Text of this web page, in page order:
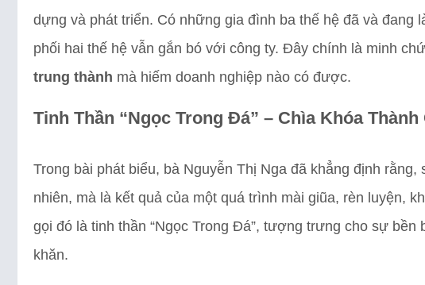
dựng và phát triển. Có những gia đình ba thế hệ đã và đang
phối hai thế hệ vẫn gắn bó với công ty. Đây chính là minh
trung thành mà hiếm doanh nghiệp nào có được.
Tinh Thần “Ngọc Trong Đá” – Chìa Khóa
Trong bài phát biểu, bà Nguyễn Thị Nga đã khẳng định
nhiên, mà là kết quả của một quá trình mài giũa, rèn luyện,
gọi đó là tinh thần “Ngọc Trong Đá”, tượng trưng cho sự
khăn.